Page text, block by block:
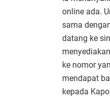
online ada.
sama
datang ke
ke nomor
mendapat
kepada